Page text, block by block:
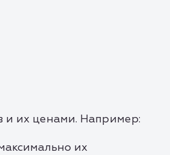
и их ценами. Например:
их